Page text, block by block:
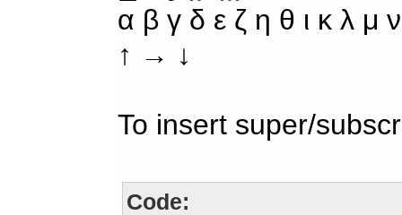
α β γ δ ε ζ η θ ι κ λ
↑ → ↓
To insert super/
Code: